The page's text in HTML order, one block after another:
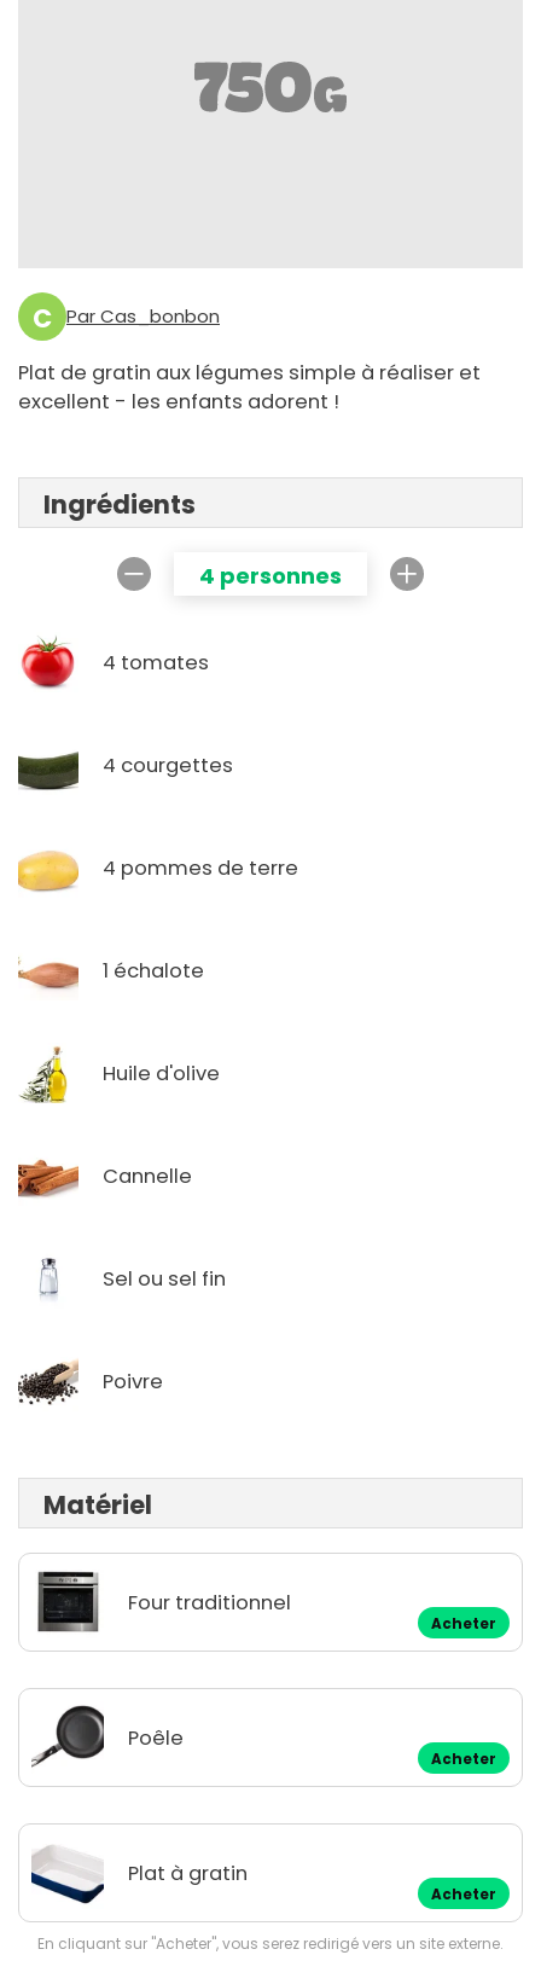
C Par Cas_bonbon
Plat de gratin aux légumes simple à réaliser et
excellent - les enfants adorent !
Ingrédients
4 personnes
4 tomates
4 courgettes
4 pommes de terre
1 échalote
Huile d'olive
Cannelle
Sel ou sel fin
Poivre
Matériel
Four traditionnel
Acheter
Poêle
Acheter
Plat à gratin
Acheter
En cliquant sur "Acheter", vous serez redirigé vers un site externe.